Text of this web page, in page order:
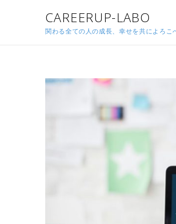
CAREERUP-LABO
関わる全ての人の成長、幸せを共によろこ